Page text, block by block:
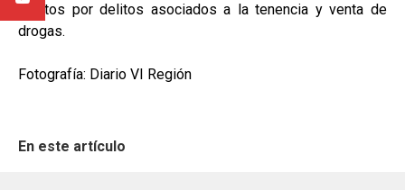
sujetos por delitos asociados a la tenencia y venta de
drogas.
Fotografía: Diario VI Región
En este artículo